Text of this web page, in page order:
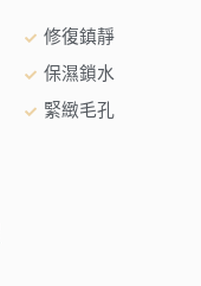
修復鎮靜
保濕鎖水
緊緻毛孔